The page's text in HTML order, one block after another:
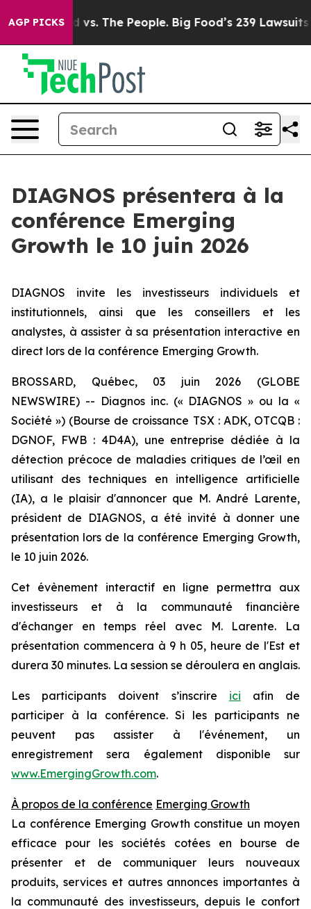
AGP PICKS
Big Food vs. The People. Big Food’s 239 Lawsuits
DIAGNOS présentera à la
conférence Emerging
Growth le 10 juin 2026
DIAGNOS invite les investisseurs individuels et
institutionnels, ainsi que les conseillers et les
analystes, à assister à sa présentation interactive en
direct lors de la conférence Emerging Growth.
BROSSARD, Québec, 03 juin 2026 (GLOBE
NEWSWIRE) -- Diagnos inc. (« DIAGNOS » ou la «
Société ») (Bourse de croissance TSX : ADK, OTCQB :
DGNOF, FWB : 4D4A), une entreprise dédiée à la
détection précoce de maladies critiques de l’œil en
utilisant des techniques en intelligence artificielle
(IA), a le plaisir d'annoncer que M. André Larente,
président de DIAGNOS, a été invité à donner une
présentation lors de la conférence Emerging Growth,
le 10 juin 2026.
Cet évènement interactif en ligne permettra aux
investisseurs et à la communauté financière
d'échanger en temps réel avec M. Larente. La
présentation commencera à 9 h 05, heure de l'Est et
durera 30 minutes. La session se déroulera en anglais.
Les participants doivent s’inscrire ici afin de
participer à la conférence. Si les participants ne
peuvent pas assister à l'événement, un
enregistrement sera également disponible sur
www.EmergingGrowth.com.
À propos de la conférence Emerging Growth
La conférence Emerging Growth constitue un moyen
efficace pour les sociétés cotées en bourse de
présenter et de communiquer leurs nouveaux
produits, services et autres annonces importantes à
la communauté des investisseurs, depuis le confort